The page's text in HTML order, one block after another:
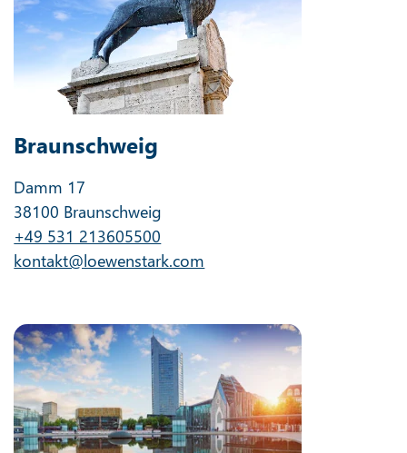
Braunschweig
Damm 17
38100 Braunschweig
+49 531 213605500
kontakt@loewenstark.com